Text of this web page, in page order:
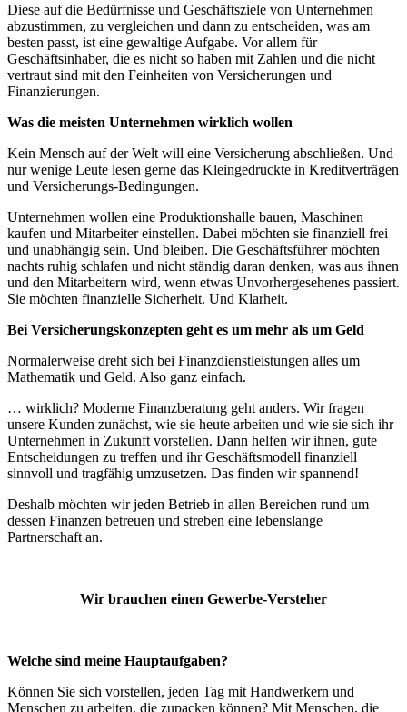
Diese auf die Bedürfnisse und Geschäftsziele von Unternehmen
abzustimmen, zu vergleichen und dann zu entscheiden, was am
besten passt, ist eine gewaltige Aufgabe. Vor allem für
Geschäftsinhaber, die es nicht so haben mit Zahlen und die nicht
vertraut sind mit den Feinheiten von Versicherungen und
Finanzierungen.
Was die meisten Unternehmen wirklich wollen
Kein Mensch auf der Welt will eine Versicherung abschließen. Und
nur wenige Leute lesen gerne das Kleingedruckte in Kreditverträgen
und Versicherungs-Bedingungen.
Unternehmen wollen eine Produktionshalle bauen, Maschinen
kaufen und Mitarbeiter einstellen. Dabei möchten sie finanziell frei
und unabhängig sein. Und bleiben. Die Geschäftsführer möchten
nachts ruhig schlafen und nicht ständig daran denken, was aus ihnen
und den Mitarbeitern wird, wenn etwas Unvorhergesehenes passiert.
Sie möchten finanzielle Sicherheit. Und Klarheit.
Bei Versicherungskonzepten geht es um mehr als um Geld
Normalerweise dreht sich bei Finanzdienstleistungen alles um
Mathematik und Geld. Also ganz einfach.
… wirklich? Moderne Finanzberatung geht anders. Wir fragen
unsere Kunden zunächst, wie sie heute arbeiten und wie sie sich ihr
Unternehmen in Zukunft vorstellen. Dann helfen wir ihnen, gute
Entscheidungen zu treffen und ihr Geschäftsmodell finanziell
sinnvoll und tragfähig umzusetzen. Das finden wir spannend!
Deshalb möchten wir jeden Betrieb in allen Bereichen rund um
dessen Finanzen betreuen und streben eine lebenslange
Partnerschaft an.
Wir brauchen einen Gewerbe-Versteher
Welche sind meine Hauptaufgaben?
Können Sie sich vorstellen, jeden Tag mit Handwerkern und
Menschen zu arbeiten, die zupacken können? Mit Menschen, die